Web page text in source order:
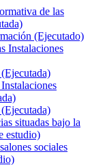
de las
(Ejecutado)
Instalaciones
situadas bajo la
estudio)
sociales